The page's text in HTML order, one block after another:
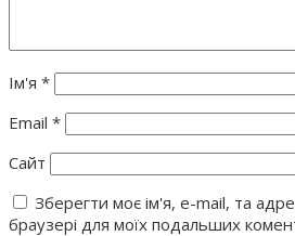
Ім'я *
Email *
Сайт
Зберегти моє ім'я, e-mail, та
браузері для моїх подальших